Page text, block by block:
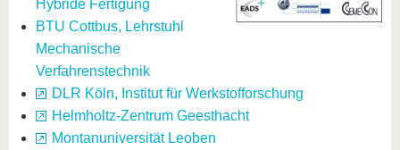
Hybride Fertigung
BTU Cottbus, Lehrstuhl
Mechanische
Verfahrenstechnik
DLR Köln, Institut für Werkstofforschung
Helmholtz-Zentrum Geesthacht
Montanuniversität Leoben